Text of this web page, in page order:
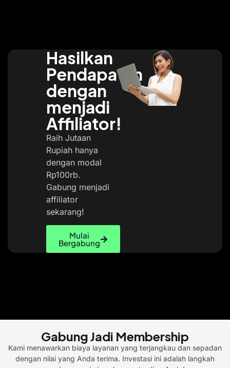
Hasilkan
Pendapatan
dengan
menjadi
Affiliator!
Raih Jutaan
Rupiah hanya
dengan modal
Rp100rb.
Gabung menjadi
affiliator
sekarang!
Mulai
Bergabung
Gabung Jadi Membership
Kami menawarkan biaya layanan yang terjangkau dan sepadan
dengan nilai yang Anda terima. Investasi ini adalah langkah